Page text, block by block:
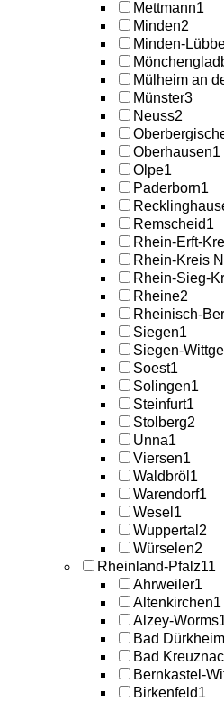
Mettmann1
Minden2
Minden-
Mülheim an
Münster3
Neuss2
Oberhausen1
Olpe1
Paderborn1
Remscheid1
Rhein-Erft-
Rhein-Kreis
Rhein-Sieg-
Rheine2
Rheinisch-
Siegen1
Siegen-
Soest1
Solingen1
Steinfurt1
Stolberg2
Unna1
Viersen1
Waldbröl 1
Warendorf1
Wesel 1
Wuppertal 2
Würselen2
Rheinland-Pfalz11
Ahrweiler1
Altenkirchen1
Alzey-Worms
Bad Dürkheim
Bad
Bernkastel-
Birkenfeld1